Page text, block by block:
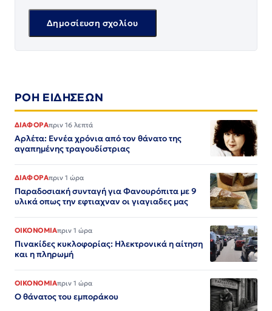
ΡΟΗ ΕΙΔΗΣΕΩΝ
ΔΙΑΦΟΡΑπριν 16 λεπτά
Αρλέτα: Εννέα χρόνια από τον θάνατο της
αγαπημένης τραγουδίστριας
ΔΙΑΦΟΡΑπριν 1 ώρα
Παραδοσιακή συνταγή για Φανουρόπιτα με 9
υλικά οπως την εφτιαχναν οι γιαγιαδες μας
ΟΙΚΟΝΟΜΙΑπριν 1 ώρα
Πινακίδες κυκλοφορίας: Ηλεκτρονικά η αίτηση
και η πληρωμή
ΟΙΚΟΝΟΜΙΑπριν 1 ώρα
Ο θάνατος του εμποράκου